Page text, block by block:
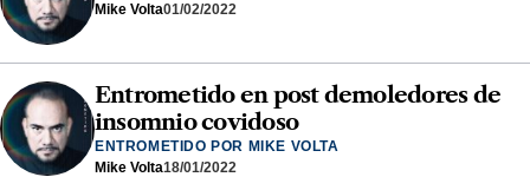
Mike Volta01/02/2022
Entrometido en post demoledores de
insomnio covidoso
ENTROMETIDO POR MIKE VOLTA
Mike Volta18/01/2022